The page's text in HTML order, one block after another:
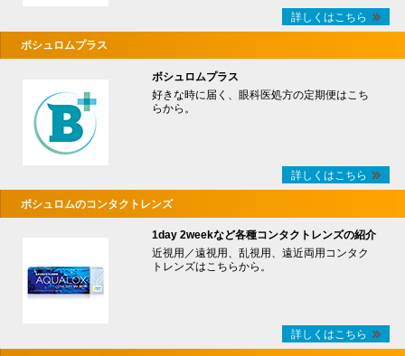
詳しくはこちら
ボシュロムプラス
ボシュロムプラス
好きな時に届く、眼科医処方の定期便はこち
らから。
詳しくはこちら
ボシュロムのコンタクトレンズ
1day 2weekなど各種コンタクトレンズの紹介
近視用／遠視用、乱視用、遠近両用コンタク
トレンズはこちらから。
詳しくはこちら